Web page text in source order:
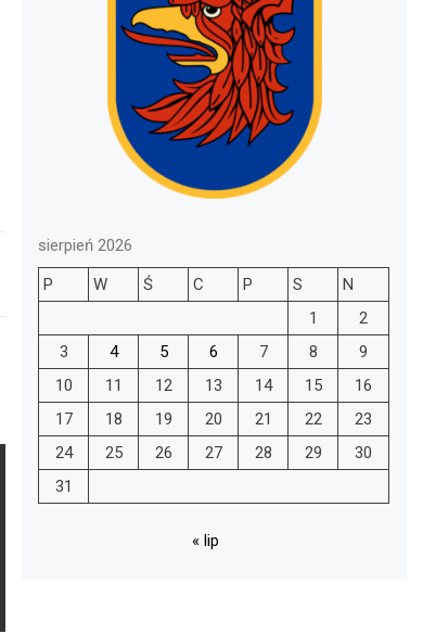
sierpień 2026
P
W Ś C P S
N
1
2
3
4 5 6 7 8
9
10
11 12 13 14 15
16
17
18 19 20 21 22
23
24
25 26 27 28 29
30
31
« lip